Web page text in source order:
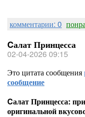
комментарии: 0
Cалат Принцесса
02-04-2026 09:15
Это цитата сообщения
сообщение
Cалат Принцесса:
оригинальной